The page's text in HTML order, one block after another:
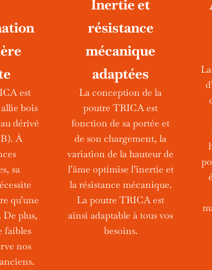
est
bois
dérivé
À
sa
qu’une
De plus,
faibles
nos
Inertie et
résistance
mécanique
adaptées
La conception de la
poutre TRICA est
fonction de sa portée et
de son chargement, la
variation de la hauteur de
l’âme optimise l’inertie et
la résistance mécanique.
La poutre TRICA est
ainsi adaptable à tous vos
besoins.